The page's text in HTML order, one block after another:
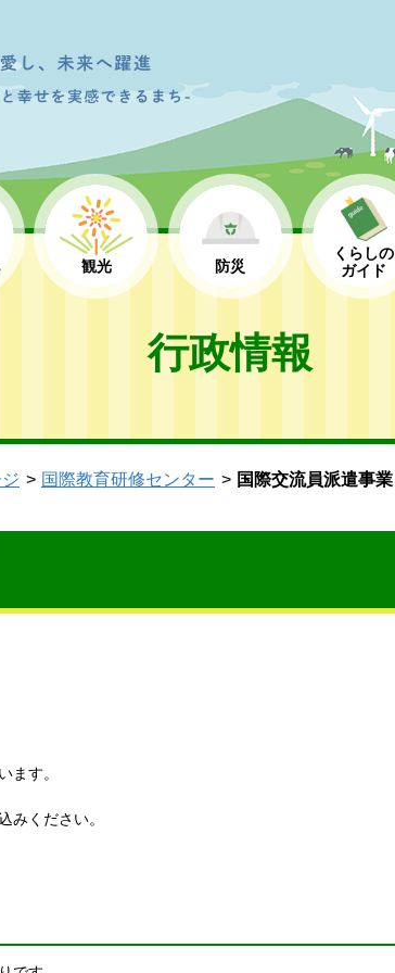
観光 防災
くらしの
ガイド
行政情報
国際教育研修センター 国際交流員派遣事業
ます。
みください。